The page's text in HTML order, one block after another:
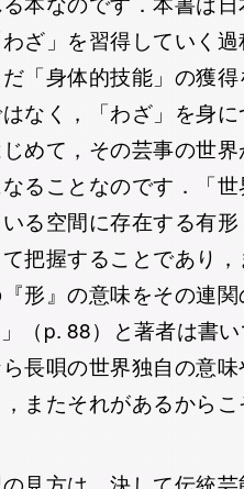
ざ」を習得していく
「身体的技能」の獲
なく，「わざ」を身
めて，その芸事の世
ることなのです．「
る空間に存在する有
把握することであり
形』の意味をその連
（p. 88）と著者は書
長唄の世界独自の意
またそれがあるから
見方は，決して伝統